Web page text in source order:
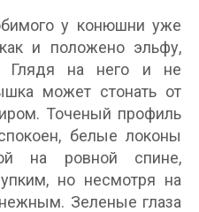
у конюшни уже
и положено эльфу,
Глядя на него и не
может стонать от
Точеный профиль
белые локоны
на ровной спине,
но несмотря на
Зеленые глаза